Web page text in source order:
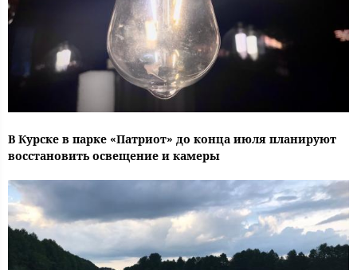
В Курске в парке «Патриот» до конца июля планируют
восстановить освещение и камеры